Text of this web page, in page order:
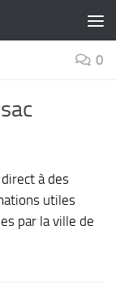
0
à des
utiles
par la ville de